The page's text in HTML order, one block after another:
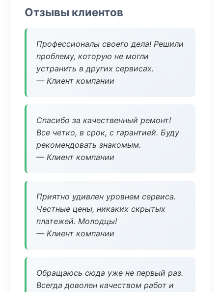
Отзывы клиентов
Профессионалы своего дела! Решили
проблему, которую не могли
устранить в других сервисах.
— Клиент компании
Спасибо за качественный ремонт!
Все четко, в срок, с гарантией. Буду
рекомендовать знакомым.
— Клиент компании
Приятно удивлен уровнем сервиса.
Честные цены, никаких скрытых
платежей. Молодцы!
— Клиент компании
Обращаюсь сюда уже не первый раз.
Всегда доволен качеством работ и